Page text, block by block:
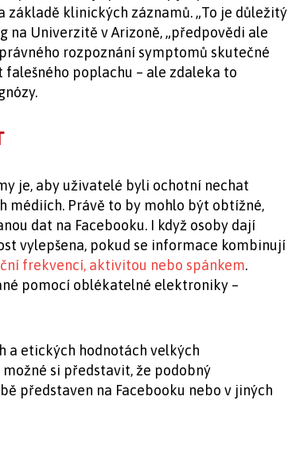
základě klinických záznamů. „To je důležitý
na Univerzitě v Arizoně, „předpovědi ale
rozpoznání symptomů skutečné
poplachu – ale zdaleka to
je, aby uživatelé byli ochotní nechat
médiích. Právě to by mohlo být obtížné,
dat na Facebooku. I když osoby dají
vylepšena, pokud se informace kombinují
frekvencí, aktivitou nebo spánkem.
pomocí oblékatelné elektroniky –
a etických hodnotách velkých
si představit, že podobný
představen na Facebooku nebo v jiných